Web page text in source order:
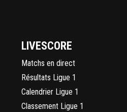
LIVESCORE
Matchs en direct
Résultats Ligue 1
Calendrier Ligue 1
Classement Ligue 1